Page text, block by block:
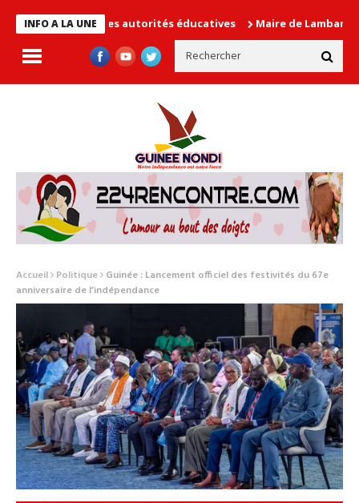
INFO A LA UNE
cause les autorités éducatives Maire de Lambanyi : Baba
Accueil Politique Guinée : Lancement officiel des festivités du 67e
anniversaire de l’indépendance